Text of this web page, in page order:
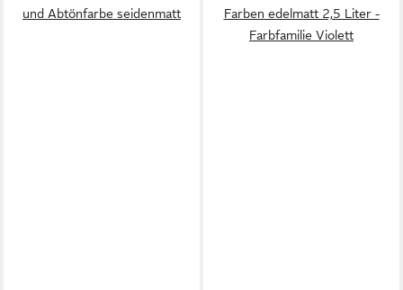
und Abtönfarbe seidenmatt
Farben edelmatt 2,5 Liter -
Farbfamilie Violett